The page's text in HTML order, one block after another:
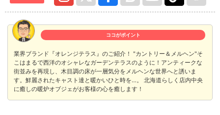
ココがポイント
業界ブランド『オレンジテラス』のご紹介！ "カントリー＆メルヘン"そ
こはまるで西洋のオシャレなガーデンテラスのように！アンティークな
街並みを再現し、木目調の床が一層気分をメルヘンな世界へと誘いま
す。鮮麗されたキャスト達と暖かいひと時を…。 北海道らしく店内中央
に癒しの暖炉オブジェがお客様の心を癒します！